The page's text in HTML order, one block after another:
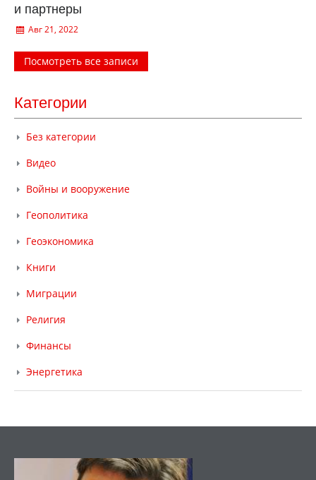
и партнеры
Авг 21, 2022
Посмотреть все записи
Категории
Без категории
Видео
Войны и вооружение
Геополитика
Геоэкономика
Книги
Миграции
Религия
Финансы
Энергетика